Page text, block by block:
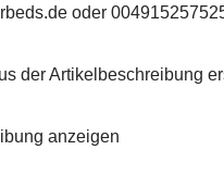
oder
der Artikelbeschreibung
anzeigen